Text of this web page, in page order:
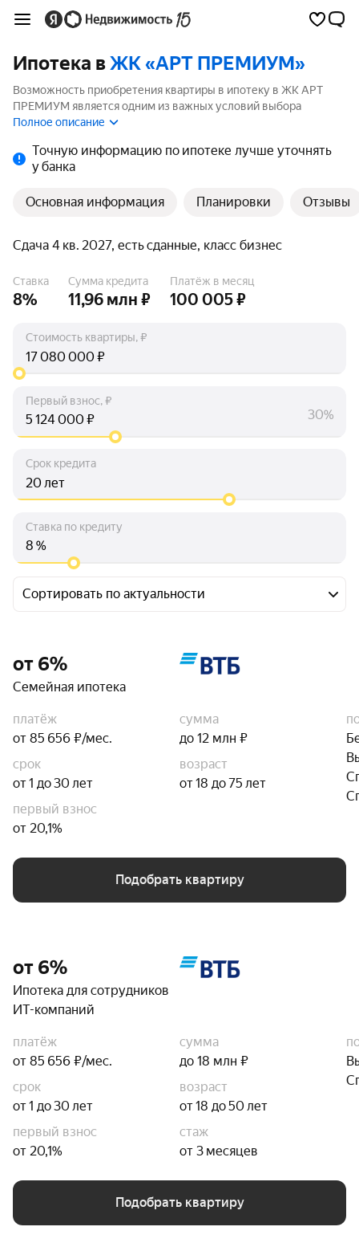
Ипотека вЖК «АРТ ПРЕМИУМ»
Возможность приобретения квартиры в ипотеку в ЖК АРТ
ПРЕМИУМ является одним из важных условий выбора
квартиры. На странице мы собрали программы кредитования
Полное описание
Точную информацию по ипотеке лучше уточнять
у банка
Основная информация Планировки Отзывы
Сдача 4 кв. 2027, есть сданные, класс бизнес
Ставка
8%
Сумма кредита
11,96 млн ₽
Платёж в месяц
100 005 ₽
Стоимость квартиры, ₽
₽
Первый взнос, ₽
₽ 30%
Срок кредита
лет
Ставка по кредиту
%
Сортировать по актуальности
от 6%
Семейная ипотека
платёж
от 85 656 ₽/мес.
сумма
до 12 млн ₽
срок
от 1 до 30 лет
возраст
от 18 до 75 лет
первый взнос
от 20,1%
Подобрать квартиру
от 6%
Ипотека для сотрудников
ИТ-компаний
платёж
от 85 656 ₽/мес.
сумма
до 18 млн ₽
срок
от 1 до 30 лет
возраст
от 18 до 50 лет
первый взнос
от 20,1%
стаж
от 3 месяцев
Подобрать квартиру